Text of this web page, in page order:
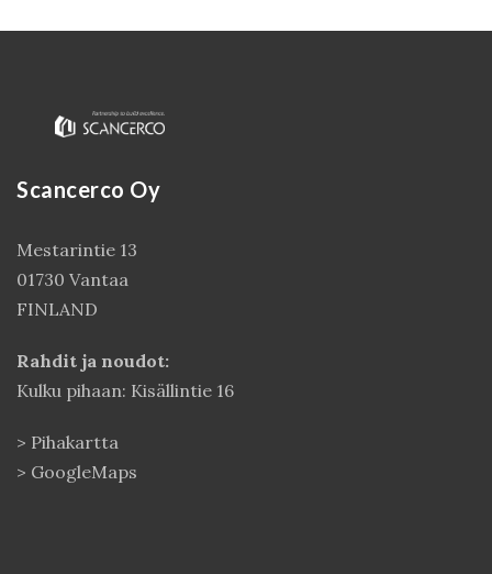
Scancerco Oy
Mestarintie 13
01730 Vantaa
FINLAND
Rahdit ja noudot:
Kulku pihaan: Kisällintie 16
> Pihakartta
> GoogleMaps